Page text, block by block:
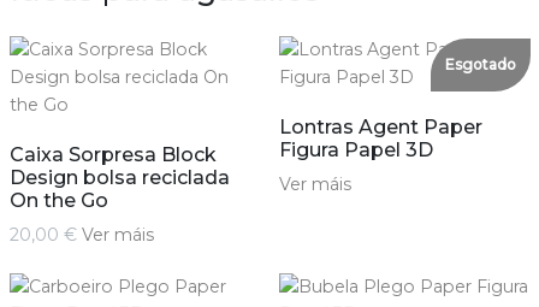
Caixa Sorpresa Block
Design bolsa reciclada
On the Go
20,00 € Ver máis
Esgotado
Lontras Agent Paper
Figura Papel 3D
Ver máis